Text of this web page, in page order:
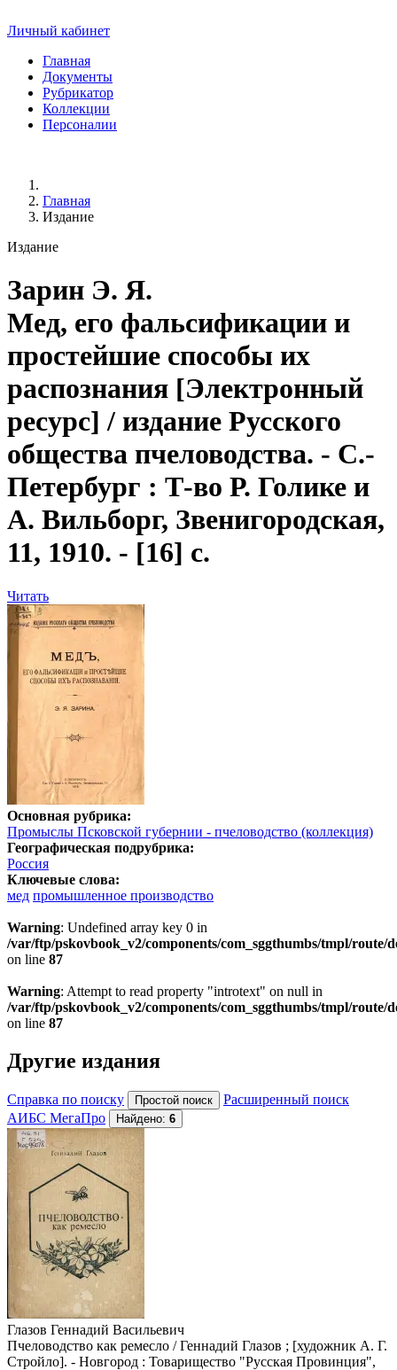
Личный кабинет
Главная
Документы
Рубрикатор
Коллекции
Персоналии
Главная
Издание
Издание
Зарин Э. Я.
Мед, его фальсификации и
простейшие способы их
распознания [Электронный
ресурс] / издание Русского
общества пчеловодства. - С.-
Петербург : Т-во Р. Голике и
А. Вильборг, Звенигородская,
11, 1910. - [16] с.
Читать
Основная рубрика:
Промыслы Псковской губернии - пчеловодство (коллекция)
Географическая подрубрика:
Россия
Ключевые слова:
мед промышленное производство
Warning: Undefined array key 0 in
/var/ftp/pskovbook_v2/components/com_sggthumbs/tmpl/route/
on line 87
Warning: Attempt to read property "introtext" on null in
/var/ftp/pskovbook_v2/components/com_sggthumbs/tmpl/route/
on line 87
Другие издания
Справка по поиску
Расширенный поиск
АИБС МегаПро
Найдено: 6
Глазов Геннадий Васильевич
Пчеловодство как ремесло / Геннадий Глазов ; [художник А. Г.
Стройло]. - Новгород : Товарищество "Русская Провинция",